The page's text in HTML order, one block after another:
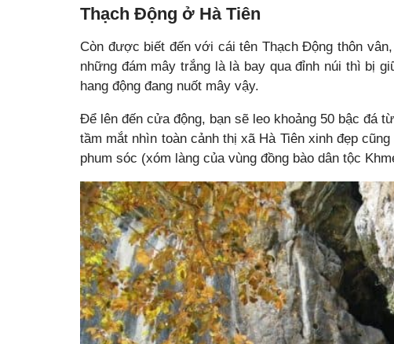
Thạch Động ở Hà Tiên
Còn được biết đến với cái tên Thạch Động thôn
những đám mây trắng là là bay qua đỉnh núi thì bị
hang động đang nuốt mây vậy.
Để lên đến cửa động, bạn sẽ leo khoảng 50 bậc đá
tầm mắt nhìn toàn cảnh thị xã Hà Tiên xinh đẹp
phum sóc (xóm làng của vùng đồng bào dân tộc